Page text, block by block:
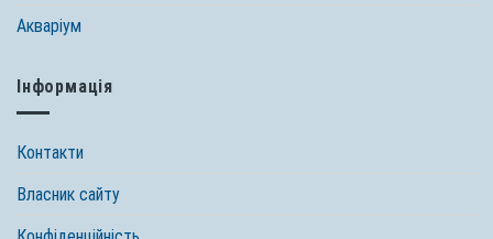
Акваріум
Інформація
Контакти
Власник сайту